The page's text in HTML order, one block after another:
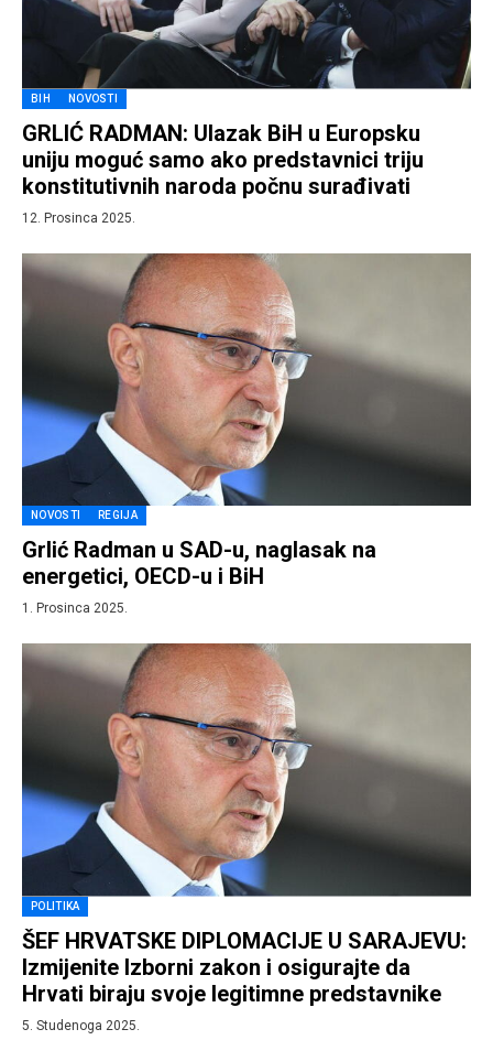
BIH NOVOSTI
GRLIĆ RADMAN: Ulazak BiH u Europsku
uniju moguć samo ako predstavnici triju
konstitutivnih naroda počnu surađivati
12. Prosinca 2025.
NOVOSTI REGIJA
Grlić Radman u SAD-u, naglasak na
energetici, OECD-u i BiH
1. Prosinca 2025.
POLITIKA
ŠEF HRVATSKE DIPLOMACIJE U SARAJEVU:
Izmijenite Izborni zakon i osigurajte da
Hrvati biraju svoje legitimne predstavnike
5. Studenoga 2025.